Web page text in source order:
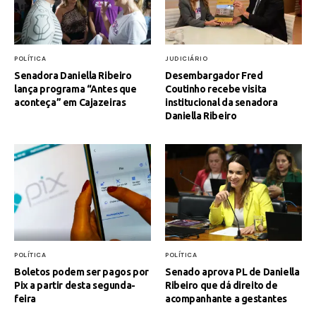
POLÍTICA
Senadora Daniella Ribeiro
lança programa “Antes que
aconteça” em Cajazeiras
JUDICIÁRIO
Desembargador Fred
Coutinho recebe visita
institucional da senadora
Daniella Ribeiro
POLÍTICA
Boletos podem ser pagos por
Pix a partir desta segunda-
feira
POLÍTICA
Senado aprova PL de Daniella
Ribeiro que dá direito de
acompanhante a gestantes